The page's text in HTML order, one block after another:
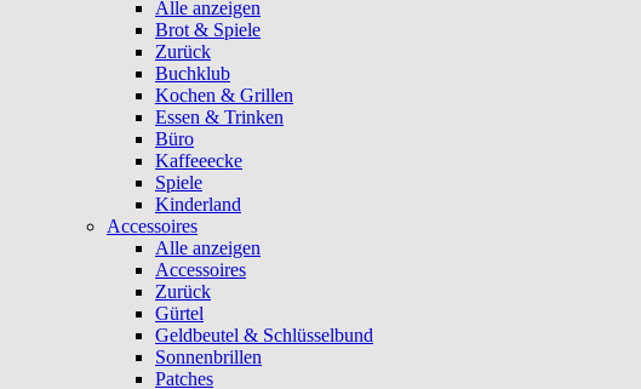
Alle anzeigen
Brot & Spiele
Zurück
Buchklub
Kochen & Grillen
Essen & Trinken
Büro
Kaffeeecke
Spiele
Kinderland
Accessoires
Alle anzeigen
Accessoires
Zurück
Gürtel
Geldbeutel & Schlüsselbund
Sonnenbrillen
Patches